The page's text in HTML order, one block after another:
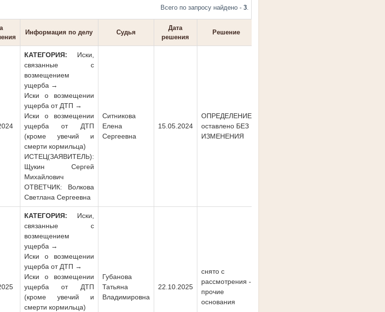
Всего по запросу найдено -3.
Информация по делу Судья
Дата
решения
Решение
КАТЕГОРИЯ: Иски,
связанные с
возмещением
ущерба →
Иски о возмещении
ущерба от ДТП →
Иски о возмещении
ущерба от ДТП
(кроме увечий и
смерти кормильца)
ИСТЕЦ(ЗАЯВИТЕЛЬ):
Щукин Сергей
Михайлович
ОТВЕТЧИК: Волкова
Светлана Сергеевна
Ситникова
Елена
Сергеевна
15.05.2024
ОПРЕДЕЛЕНИЕ
оставлено БЕЗ
ИЗМЕНЕНИЯ
КАТЕГОРИЯ: Иски,
связанные с
возмещением
ущерба →
Иски о возмещении
ущерба от ДТП →
Иски о возмещении
ущерба от ДТП
(кроме увечий и
смерти кормильца)
Губанова
Татьяна
Владимировна
22.10.2025
снято с
рассмотрения -
прочие
основания